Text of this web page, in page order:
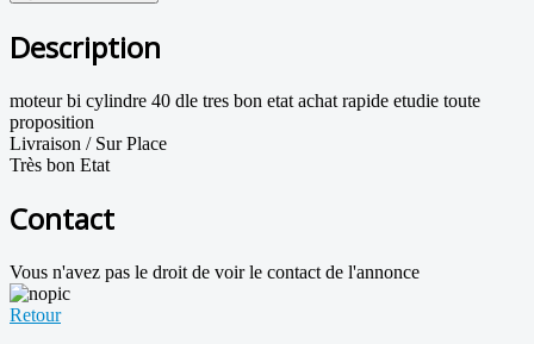
Description
moteur bi cylindre 40 dle tres bon etat achat rapide etudie toute
proposition
Livraison / Sur Place
Très bon Etat
Contact
Vous n'avez pas le droit de voir le contact de l'annonce
Retour